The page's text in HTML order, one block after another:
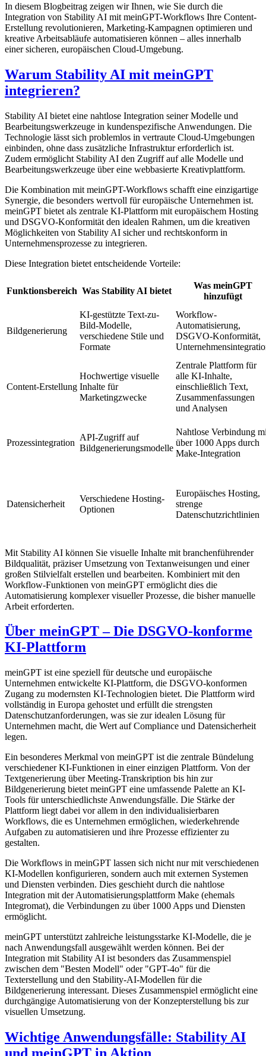
In diesem Blogbeitrag zeigen wir Ihnen, wie Sie durch die
Integration von Stability AI mit meinGPT-Workflows Ihre Content-
Erstellung revolutionieren, Marketing-Kampagnen optimieren und
kreative Arbeitsabläufe automatisieren können – alles innerhalb
einer sicheren, europäischen Cloud-Umgebung.
Warum Stability AI mit meinGPT
integrieren?
Stability AI bietet eine nahtlose Integration seiner Modelle und
Bearbeitungswerkzeuge in kundenspezifische Anwendungen. Die
Technologie lässt sich problemlos in vertraute Cloud-Umgebungen
einbinden, ohne dass zusätzliche Infrastruktur erforderlich ist.
Zudem ermöglicht Stability AI den Zugriff auf alle Modelle und
Bearbeitungswerkzeuge über eine webbasierte Kreativplattform.
Die Kombination mit meinGPT-Workflows schafft eine einzigartige
Synergie, die besonders wertvoll für europäische Unternehmen ist.
meinGPT bietet als zentrale KI-Plattform mit europäischem Hosting
und DSGVO-Konformität den idealen Rahmen, um die kreativen
Möglichkeiten von Stability AI sicher und rechtskonform in
Unternehmensprozesse zu integrieren.
Diese Integration bietet entscheidende Vorteile:
Funktionsbereich Was Stability AI bietet
Was meinGPT
hinzufügt
Bildgenerierung
KI-gestützte Text-zu-
Bild-Modelle,
verschiedene Stile und
Formate
Workflow-
Automatisierung,
DSGVO-Konformität,
Content-Erstellung
Hochwertige visuelle
Inhalte für
Marketingzwecke
Zentrale Plattform für
alle KI-Inhalte,
einschließlich Text,
Zusammenfassungen
und Analysen
Prozessintegration
API-Zugriff auf
Bildgenerierungsmodelle
Nahtlose Verbindung
über 1000 Apps durch
Make-Integration
Datensicherheit
Verschiedene Hosting-
Optionen
Europäisches Hosting,
strenge
Datenschutzrichtlinien
Mit Stability AI können Sie visuelle Inhalte mit branchenführender
Bildqualität, präziser Umsetzung von Textanweisungen und einer
großen Stilvielfalt erstellen und bearbeiten. Kombiniert mit den
Workflow-Funktionen von meinGPT ermöglicht dies die
Automatisierung komplexer visueller Prozesse, die bisher manuelle
Arbeit erforderten.
Über meinGPT – Die DSGVO-konforme
KI-Plattform
meinGPT ist eine speziell für deutsche und europäische
Unternehmen entwickelte KI-Plattform, die DSGVO-konformen
Zugang zu modernsten KI-Technologien bietet. Die Plattform wird
vollständig in Europa gehostet und erfüllt die strengsten
Datenschutzanforderungen, was sie zur idealen Lösung für
Unternehmen macht, die Wert auf Compliance und Datensicherheit
legen.
Ein besonderes Merkmal von meinGPT ist die zentrale Bündelung
verschiedener KI-Funktionen in einer einzigen Plattform. Von der
Textgenerierung über Meeting-Transkription bis hin zur
Bildgenerierung bietet meinGPT eine umfassende Palette an KI-
Tools für unterschiedlichste Anwendungsfälle. Die Stärke der
Plattform liegt dabei vor allem in den individualisierbaren
Workflows, die es Unternehmen ermöglichen, wiederkehrende
Aufgaben zu automatisieren und ihre Prozesse effizienter zu
gestalten.
Die Workflows in meinGPT lassen sich nicht nur mit verschiedenen
KI-Modellen konfigurieren, sondern auch mit externen Systemen
und Diensten verbinden. Dies geschieht durch die nahtlose
Integration mit der Automatisierungsplattform Make (ehemals
Integromat), die Verbindungen zu über 1000 Apps und Diensten
ermöglicht.
meinGPT unterstützt zahlreiche leistungsstarke KI-Modelle, die je
nach Anwendungsfall ausgewählt werden können. Bei der
Integration mit Stability AI ist besonders das Zusammenspiel
zwischen dem "Besten Modell" oder "GPT-4o" für die
Texterstellung und den Stability-AI-Modellen für die
Bildgenerierung interessant. Dieses Zusammenspiel ermöglicht eine
durchgängige Automatisierung von der Konzepterstellung bis zur
visuellen Umsetzung.
Wichtige Anwendungsfälle: Stability AI